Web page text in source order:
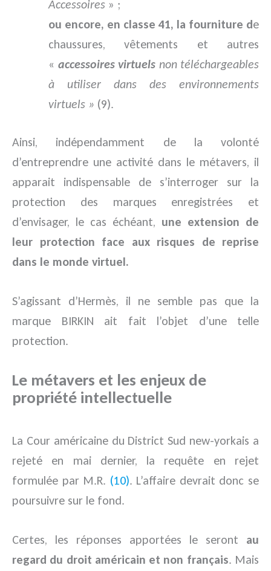
Accessoires » ;
ou encore, en classe 41, la fourniture de
chaussures, vêtements et autres
« accessoires virtuels non téléchargeables
à utiliser dans des environnements
virtuels » (9).
Ainsi, indépendamment de la volonté
d’entreprendre une activité dans le métavers, il
apparait indispensable de s’interroger sur la
protection des marques enregistrées et
d’envisager, le cas échéant, une extension de
leur protection face aux risques de reprise
dans le monde virtuel.
S’agissant d’Hermès, il ne semble pas que la
marque BIRKIN ait fait l’objet d’une telle
protection.
Le métavers et les enjeux de
propriété intellectuelle
La Cour américaine du District Sud new-yorkais a
rejeté en mai dernier, la requête en rejet
formulée par M.R. (10). L’affaire devrait donc se
poursuivre sur le fond.
Certes, les réponses apportées le seront au
regard du droit américain et non français. Mais